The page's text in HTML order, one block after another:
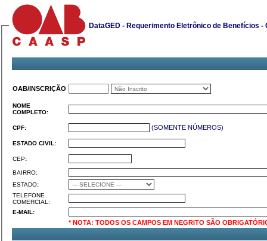
DataGED - Requerimento Eletrônico de Benefícios -
OAB/INSCRIÇÃO
NOME
COMPLETO:
CPF: (SOMENTE NÚMEROS)
ESTADO CIVIL:
CEP:
BAIRRO:
ESTADO:
TELEFONE
COMERCIAL:
E-MAIL:
* NOTA: TODOS OS CAMPOS EM NEGRITO SÃO